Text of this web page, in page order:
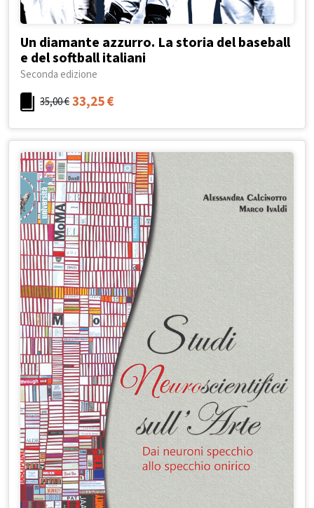
Un diamante azzurro. La storia del baseball
e del softball italiani
Seconda edizione
35,00€33,25€